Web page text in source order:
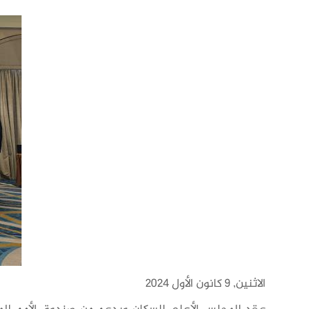
الاثنين, 9 كانون الأول 2024